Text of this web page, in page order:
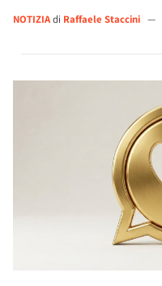
NOTIZIAdi Raffaele Staccini —